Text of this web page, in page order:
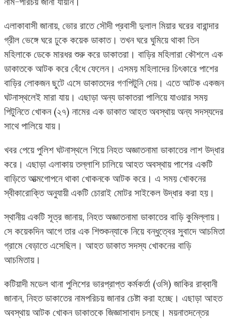
এলাকাবাসী জানায়, ভোর রাতে সৌদী প্রবাসী দুলাল মিয়ার ঘরের বারান্দার
গ্রীল ভেঙ্গে ঘরে ঢুকে কয়েক ডাকাত। তখন ঘরে ঘুমিয়ে থাকা তিন
মহিলাকে ডেকে মারধর শুরু করে ডাকাতরা। বাড়ির মহিলারা কৌশলে এক
ডাকাতকে আটক করে বেঁধে ফেলেন। এসময় মহিলাদের চিৎকারে পাশের
বাড়ির লোকজন ছুটে এসে ডাকাতদের গণপিটুনি দেয়। এতে আটক একজন
ঘটনাস্থলেই মারা যায়। এছাড়া অন্য ডাকাতরা পালিয়ে যাওয়ার সময়
পিটুনিতে খোকন (২৭) নামের এক ডাকাত আহত অবস্থায় অন্য সদস্যদের
সাথে পালিয়ে যায়।
খবর পেয়ে পুলিশ ঘটনাস্থলে গিয়ে নিহত অজ্ঞাতনামা ডাকাতের লাশ উদ্ধার
করে। এছাড়া এলাকায় তল্লাশি চালিয়ে আহত অবস্থায় পাশের একটি
বাড়িতে আত্মগোপনে থাকা খোকনকে আটক করে। এ সময় খোকনের
স্বীকারোক্তি অনুযায়ী একটি চোরাই মোটর সাইকেল উদ্ধার করা হয়।
স্থানীয় একটি সূত্র জানায়, নিহত অজ্ঞাতনামা ডাকাতের বাড়ি কুমিল্লায়।
সে কয়েকদিন আগে তার এক শিশুকন্যাকে নিয়ে বন্ধুত্বের সুবাদে আচমিতা
গ্রামে বেড়াতে এসেছিল। আহত ডাকাত সদস্য খোকনের বাড়ি
আচমিতায়।
কটিয়াদী মডেল থানা পুলিশের ভারপ্রাপ্ত কর্মকর্তা (ওসি) জাকির রাব্বানী
জানান, নিহত ডাকাতের নামপরিচয় জানার চেষ্টা করা হচ্ছে। এছাড়া আহত
অবস্থায় আটক খোকন ডাকাতকে জিজ্ঞাসাবাদ চলছে। ময়নাতদন্তের